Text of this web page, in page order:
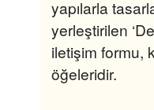
yapılarla
yerleştirilen
iletişim formu,
öğeleridir.